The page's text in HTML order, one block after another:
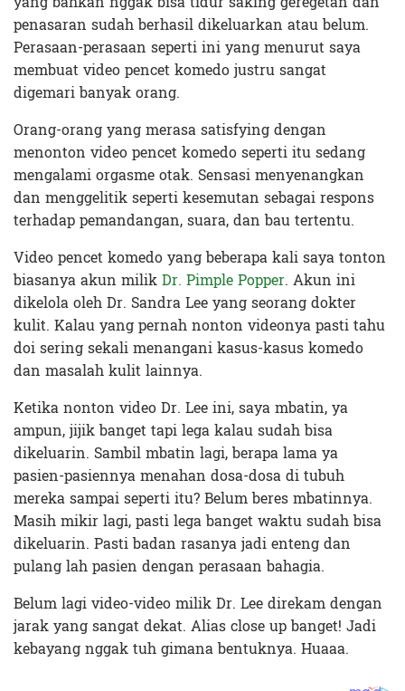
penasaran sudah berhasil dikeluarkan atau belum.
Perasaan-perasaan seperti ini yang menurut saya
membuat video pencet komedo justru sangat
digemari banyak orang.
Orang-orang yang merasa satisfying dengan
menonton video pencet komedo seperti itu sedang
mengalami orgasme otak. Sensasi menyenangkan
dan menggelitik seperti kesemutan sebagai respons
terhadap pemandangan, suara, dan bau tertentu.
Video pencet komedo yang beberapa kali saya tonton
biasanya akun milikDr. Pimple Popper. Akun ini
dikelola oleh Dr. Sandra Lee yang seorang dokter
kulit. Kalau yang pernah nonton videonya pasti tahu
doi sering sekali menangani kasus-kasus komedo
dan masalah kulit lainnya.
Ketika nonton video Dr. Lee ini, saya mbatin, ya
ampun, jijik banget tapi lega kalau sudah bisa
dikeluarin. Sambil mbatin lagi, berapa lama ya
pasien-pasiennya menahan dosa-dosa di tubuh
mereka sampai seperti itu? Belum beres mbatinnya.
Masih mikir lagi, pasti lega banget waktu sudah bisa
dikeluarin. Pasti badan rasanya jadi enteng dan
pulang lah pasien dengan perasaan bahagia.
Belum lagi video-video milik Dr. Lee direkam dengan
jarak yang sangat dekat. Alias close up banget! Jadi
kebayang nggak tuh gimana bentuknya. Huaaa.